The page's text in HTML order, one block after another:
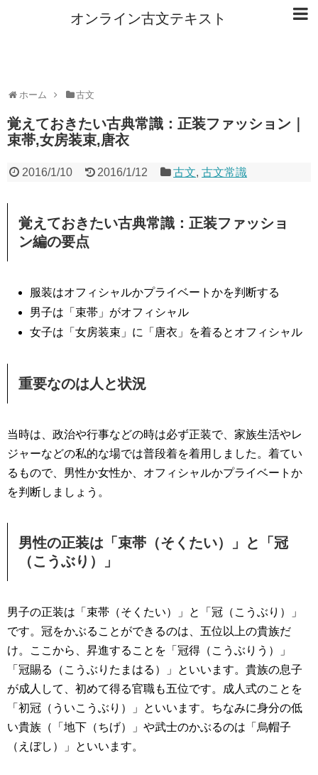
オンライン古文テキスト
ホーム 古文
覚えておきたい古典常識：正装ファッション｜
束帯,女房装束,唐衣
2016/1/10 2016/1/12 古文,古文常識
覚えておきたい古典常識：正装ファッショ
ン編の要点
服装はオフィシャルかプライベートかを判断する
男子は「束帯」がオフィシャル
女子は「女房装束」に「唐衣」を着るとオフィシャル
重要なのは人と状況
当時は、政治や行事などの時は必ず正装で、家族生活やレ
ジャーなどの私的な場では普段着を着用しました。着てい
るもので、男性か女性か、オフィシャルかプライベートか
を判断しましょう。
男性の正装は「束帯（そくたい）」と「冠
（こうぶり）」
男子の正装は「束帯（そくたい）」と「冠（こうぶり）」
です。冠をかぶることができるのは、五位以上の貴族だ
け。ここから、昇進することを「冠得（こうぶりう）」
「冠賜る（こうぶりたまはる）」といいます。貴族の息子
が成人して、初めて得る官職も五位です。成人式のことを
「初冠（ういこうぶり）」といいます。ちなみに身分の低
い貴族（「地下（ちげ）」や武士のかぶるのは「烏帽子
（えぼし）」といいます。